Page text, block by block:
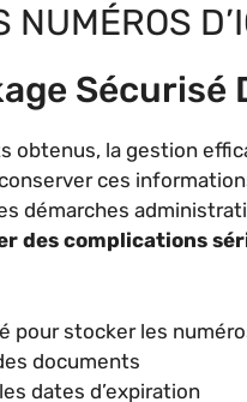
NUMÉROS
Sécurisé
obtenus, la gestion
ces
démarches
des complications
pour stocker les
documents
dates d’expiration